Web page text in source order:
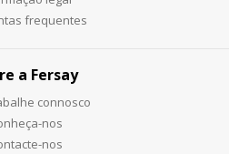
frequentes
a Fersay
connosco
nos
nos